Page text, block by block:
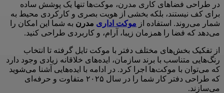
در طراحی فضاهای کاری مدرن، موکت‌ها تنها یک پوشش ساده
برای کف نیستند، بلکه بخشی از هویت بصری و کارکردی محیط به
شمار می‌روند. استفاده از موکت اداری مدرن به شما این امکان را
می‌دهد که فضا را همزمان زیبا، آرام، و کاربردی طراحی کنید.
از تفکیک بخش‌های مختلف دفتر با موکت تایل گرفته تا انتخاب
رنگ‌هایی متناسب با برند سازمان، ایده‌های خلاقانه زیادی وجود دارد
که می‌توان با موکت‌ها اجرا کرد. در ادامه با ایده‌هایی آشنا می‌شوید
که طراحی دفتر کار شما را در سال ۲۰۲۵ متفاوت و حرفه‌ای
می‌سازند.